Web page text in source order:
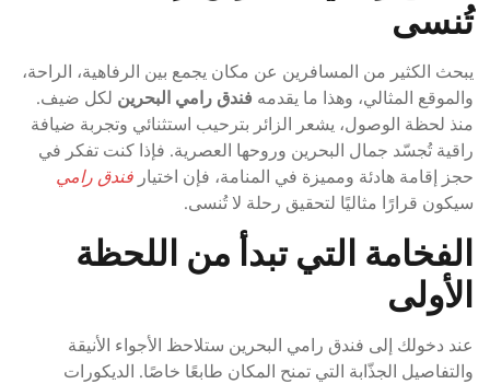
تُنسى
يبحث الكثير من المسافرين عن مكان يجمع بين الرفاهية، الراحة،
والموقع المثالي، وهذا ما يقدمه فندق رامي البحرين لكل ضيف.
منذ لحظة الوصول، يشعر الزائر بترحيب استثنائي وتجربة ضيافة
راقية تُجسّد جمال البحرين وروحها العصرية. فإذا كنت تفكر في
حجز إقامة هادئة ومميزة في المنامة، فإن اختيار فندق رامي
سيكون قرارًا مثاليًا لتحقيق رحلة لا تُنسى.
الفخامة التي تبدأ من اللحظة
الأولى
عند دخولك إلى فندق رامي البحرين ستلاحظ الأجواء الأنيقة
والتفاصيل الجذّابة التي تمنح المكان طابعًا خاصًا. الديكورات